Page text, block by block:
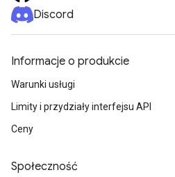
Discord
Informacje o produkcie
Warunki usługi
Limity i przydziały interfejsu API
Ceny
Społeczność